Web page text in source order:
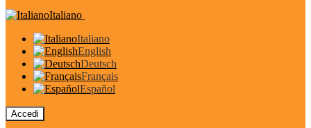
Italiano
Italiano
English
Deutsch
Français
Español
Accedi